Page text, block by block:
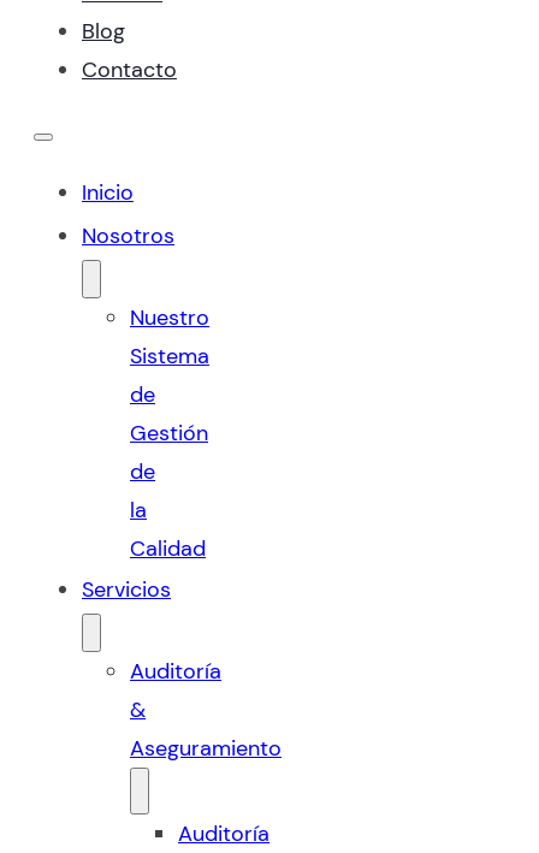
Blog
Contacto
Inicio
Nosotros
Nuestro
Sistema
de
Gestión
de
la
Calidad
Servicios
Auditoría
&
Aseguramiento
Auditoría